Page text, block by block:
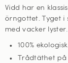
Vidd har en
örngottet. Tyget i
med vacker lyster.
100%
Trådtäthet på